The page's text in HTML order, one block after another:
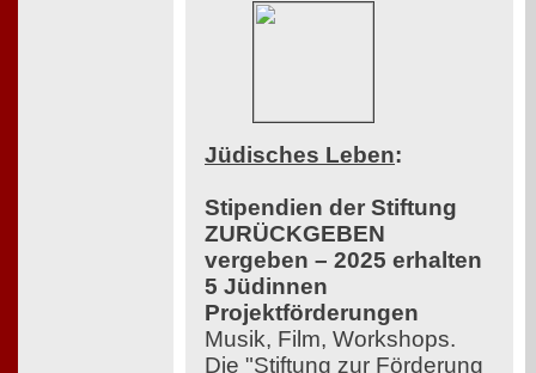
Jüdisches Leben:
Stipendien der Stiftung
ZURÜCKGEBEN
vergeben – 2025 erhalten
5 Jüdinnen
Projektförderungen
Musik, Film, Workshops.
Die "Stiftung zur Förderung